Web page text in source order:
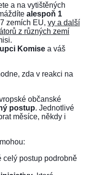
a na vytištěných
alespoň 1
zemích EU, vy a další
z různých zemí
Komise a váš
zda v reakci na
občanské
postup. Jednotlivé
měsíce, někdy i
celý postup podrobně